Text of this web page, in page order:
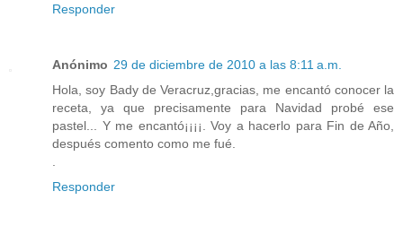
Responder
Anónimo 29 de diciembre de 2010 a las 8:11 a.m.
Hola, soy Bady de Veracruz,gracias, me encantó conocer la
receta, ya que precisamente para Navidad probé ese
pastel... Y me encantó¡¡¡¡. Voy a hacerlo para Fin de Año,
después comento como me fué.
Responder